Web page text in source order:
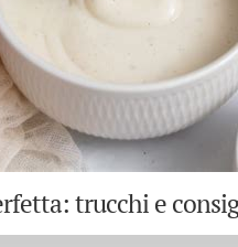
trucchi e